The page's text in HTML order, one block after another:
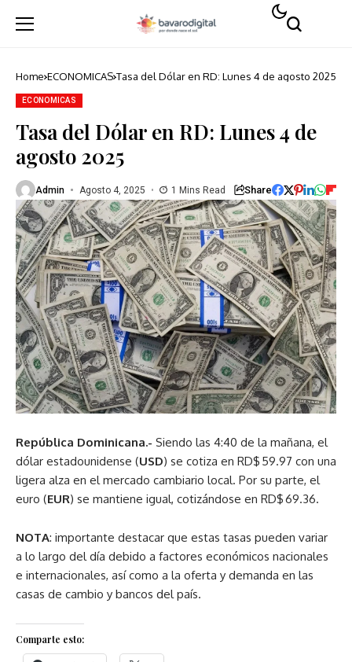
Home ECONOMICAS Tasa del Dólar en RD: Lunes 4 de agosto 2025
ECONOMICAS
Tasa del Dólar en RD: Lunes 4 de
agosto 2025
Admin Agosto 4, 2025 1 Mins Read Share
República Dominicana.- Siendo las 4:40 de la mañana, el
dólar estadounidense (USD) se cotiza en RD$ 59.97 con una
ligera alza en el mercado cambiario local. Por su parte, el
euro (EUR) se mantiene igual, cotizándose en RD$ 69.36.
NOTA: importante destacar que estas tasas pueden variar
a lo largo del día debido a factores económicos nacionales
e internacionales, así como a la oferta y demanda en las
casas de cambio y bancos del país.
Comparte esto: